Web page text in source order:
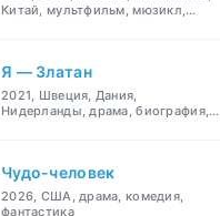
Китай, мультфильм, мюзикл,
Я — Златан
2021, Швеция, Дания,
Нидерланды, драма, биография,
Чудо-человек
2026, США, драма, комедия,
фантастика